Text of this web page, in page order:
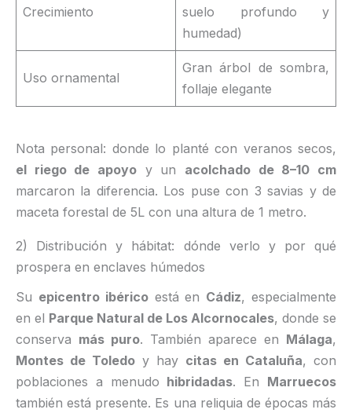
Crecimiento
suelo profundo y
humedad)
Uso ornamental
Gran árbol de sombra,
follaje elegante
Nota personal: donde lo planté con veranos secos,
el riego de apoyo y un acolchado de 8–10 cm
marcaron la diferencia. Los puse con 3 savias y de
maceta forestal de 5L con una altura de 1 metro.
2) Distribución y hábitat: dónde verlo y por qué
prospera en enclaves húmedos
Su epicentro ibéricoestá en Cádiz, especialmente
en el Parque Natural de Los Alcornocales, donde se
conserva más puro. También aparece en Málaga,
Montes de Toledo y hay citas en Cataluña, con
poblaciones a menudo hibridadas. En Marruecos
también está presente. Es una reliquia de épocas más